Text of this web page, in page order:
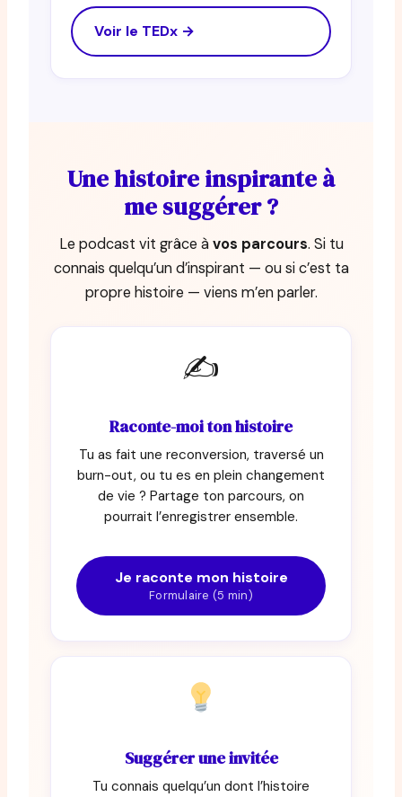
Voir le TEDx →
Une histoire inspirante à
me suggérer ?
Le podcast vit grâce àvos parcours. Si tu
connais quelqu’un d’inspirant — ou si c’est ta
propre histoire — viens m’en parler.
✍️
Raconte-moi ton histoire
Tu as fait une reconversion, traversé un
burn-out, ou tu es en plein changement
de vie ? Partage ton parcours, on
pourrait l’enregistrer ensemble.
Je raconte mon histoire
Formulaire (5 min)
Suggérer une invitée
Tu connais quelqu’un dont l’histoire